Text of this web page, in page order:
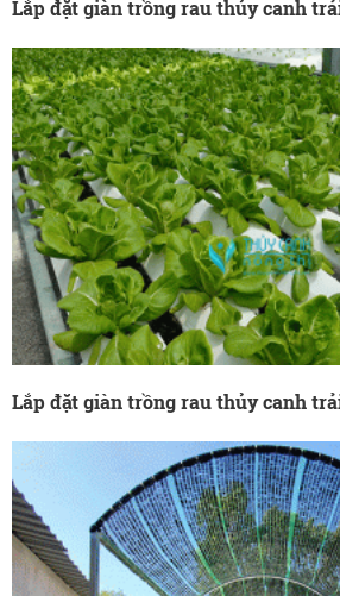
Lắp đặt giàn trồng rau thủy canh
Lắp đặt giàn trồng rau thủy canh